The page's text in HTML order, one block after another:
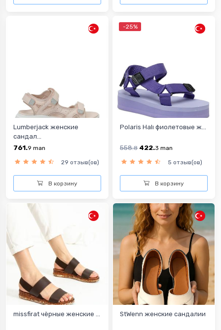
Lumberjack женские
сандал...
761.9 man
29 отзыв(ов)
В корзину
-25%
Polaris Halı фиолетовые ж...
558.8 422.3 man
5 отзыв(ов)
В корзину
missfirat чёрныe женскиe ... StWenn женские сандалии